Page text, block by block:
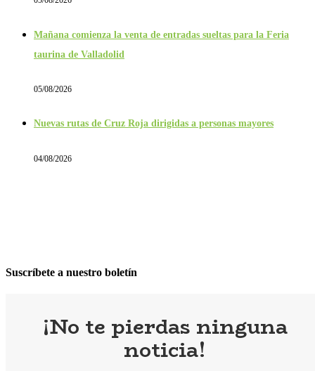
Mañana comienza la venta de entradas sueltas para la Feria
taurina de Valladolid
05/08/2026
Nuevas rutas de Cruz Roja dirigidas a personas mayores
04/08/2026
Suscríbete a nuestro boletín
¡No te pierdas ninguna
noticia!